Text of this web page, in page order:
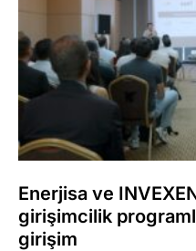
Enerjisa ve
girişimcilik
girişim